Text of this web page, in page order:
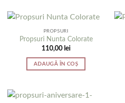
PROPSURI
Propsuri Nunta Colorate
110,00 lei
ADAUGĂ ÎN COȘ